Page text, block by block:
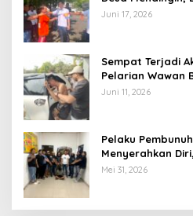
Juni 17, 2026
Sempat Terjadi
Pelarian Wawan
Opsnal Polsek
Juni 11, 2026
Pelaku
Menyerahkan
Mei 31, 2026